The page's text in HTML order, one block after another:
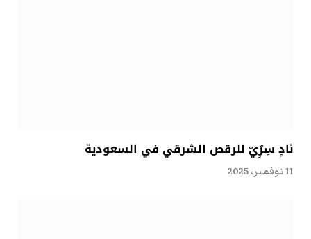
نادٍ سِرِّيّ للرقص الشرقي في السعودية
11 نوفمبر، 2025